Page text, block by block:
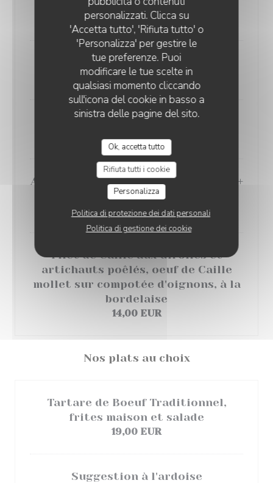
personalizzati. Clicca su
'Accetta tutto', 'Rifiuta tutto' o
'Personalizza' per gestire le
tue preferenze. Puoi
modificare le tue scelte in
qualsiasi momento cliccando
sull'icona del cookie in basso a
sinistra delle pagine del sito.
Ok, accetta tutto
Rifiuta tutti i cookie
Personalizza
Politica di protezione dei dati personali
Politica di gestione dei cookie
& Noilly Prat, Mousseline de Fève
16,00 EUR
6 escargots au beurre d'Ail
9,00 EUR
12 escargots au beurre d'ail
17,00 EUR
Assiette Terre & Mer (Mi Foie-Gras +
Mi Saumon Fumé)
19,00 EUR
Filet de Caille aux Girolles et
artichauts poêlés, oeuf de Caille
mollet sur compotée d'oignons, à la
bordelaise
14,00 EUR
Nos plats au choix
Tartare de Boeuf Traditionnel,
frites maison et salade
19,00 EUR
Suggestion à l'ardoise